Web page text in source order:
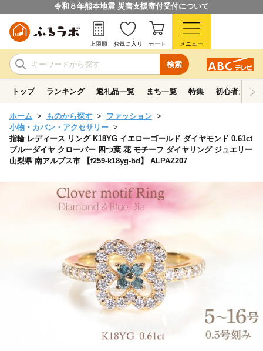
令和８年熊本地震 災害支援寄付受付について
検索
上限額 お気に入り カート メニュー
トップ ランキング 返礼品一覧 まち一覧 特集 初心者ガイド
ホーム ものから探す
ファッション
小物・カバン・アクセサリー
指輪 レディース リング K18YG イエローゴールド ダイヤモンド 0.61ct
ブルーダイヤ クローバー 四つ葉 花 モチーフ ダイヤリング ジュエリー
山梨県 南アルプス市 【f259-k18yg-bd】 ALPAZ207